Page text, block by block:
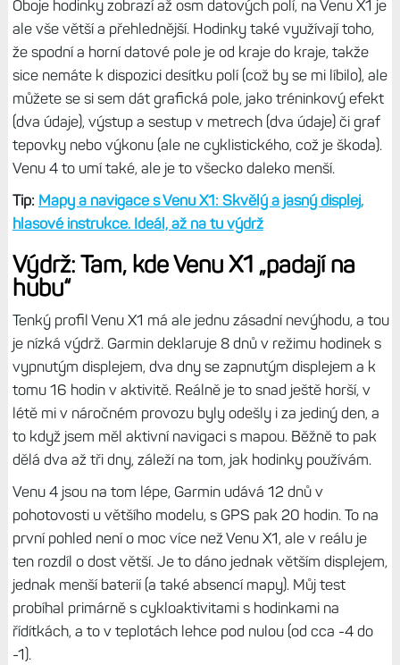
rukavicích neuděláte s mapou nic a je třeba rukavice
sundat.
Venu 4 mapu nemají, dokážou jen zobrazit trasu, kterou si
naplánujete předem. To může někdy stačit, ale přicházíte o
komplexní navigační funkce které mají mapové modely,
jako možnost trasu přeplánovat, vydat se jiným směrem a
dokonce do jiného cíle atd.
Na Venu 4 bohužel nefungují
hlasové instrukce a navigace obecně, jen sledování trasy,
což je další omezení (a které nechápu).
Oboje hodinky zobrazí až osm datových polí, na Venu X1 je
ale vše větší a přehlednější. Hodinky také využívají toho,
že spodní a horní datové pole je od kraje do kraje, takže
můžete se si sem dát grafická pole, jako tréninkový efekt
(dva údaje), výstup a sestup v metrech (dva údaje) či graf
tepovky nebo výkonu (ale ne cyklistického, což je škoda).
Venu 4 to umí také, ale je to všecko daleko menší.
Tip:Mapy a navigace s Venu X1: Skvělý a jasný displej,
hlasové instrukce. Ideál, až na tu výdrž